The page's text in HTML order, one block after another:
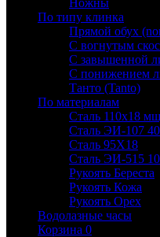
Ножны
По типу клинка
Прямой обух
С вогнутым
С завышенной
С понижением
Танто (Tanto)
По материалам
Сталь 110х18
Сталь ЭИ-107
Сталь 95Х18
Сталь ЭИ-515
Рукоять Береста
Рукоять Кожа
Рукоять Орех
Водолазные часы
Корзина 0